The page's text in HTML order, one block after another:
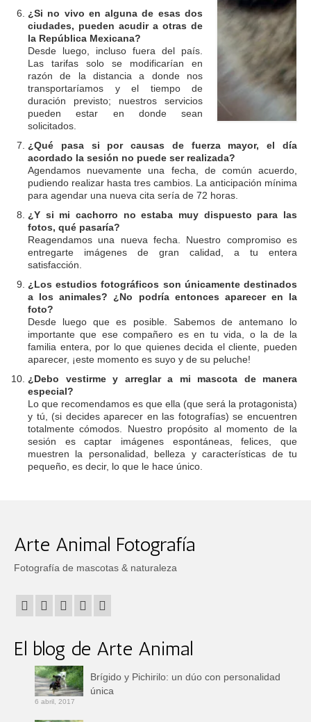
¿Si no vivo en alguna de esas dos
ciudades, pueden acudir a otras de
la República Mexicana?
Desde luego, incluso fuera del país.
Las tarifas solo se modificarían en
razón de la distancia a donde nos
transportaríamos y el tiempo de
duración previsto; nuestros servicios
pueden estar en donde sean
solicitados.
¿Qué pasa si por causas de fuerza mayor, el día
acordado la sesión no puede ser realizada?
Agendamos nuevamente una fecha, de común acuerdo,
pudiendo realizar hasta tres cambios. La anticipación mínima
para agendar una nueva cita sería de 72 horas.
¿Y si mi cachorro no estaba muy dispuesto para las
fotos, qué pasaría?
Reagendamos una nueva fecha. Nuestro compromiso es
entregarte imágenes de gran calidad, a tu entera
satisfacción.
¿Los estudios fotográficos son únicamente destinados
a los animales? ¿No podría entonces aparecer en la
foto?
Desde luego que es posible. Sabemos de antemano lo
importante que ese compañero es en tu vida, o la de la
familia entera, por lo que quienes decida el cliente, pueden
aparecer, ¡este momento es suyo y de su peluche!
¿Debo vestirme y arreglar a mi mascota de manera
especial?
Lo que recomendamos es que ella (que será la protagonista)
y tú, (si decides aparecer en las fotografías) se encuentren
totalmente cómodos. Nuestro propósito al momento de la
sesión es captar imágenes espontáneas, felices, que
muestren la personalidad, belleza y características de tu
pequeño, es decir, lo que le hace único.
Arte Animal Fotografía
Fotografía de mascotas & naturaleza
El blog de Arte Animal
Brígido y Pichirilo: un dúo con personalidad
única
6 abril, 2017